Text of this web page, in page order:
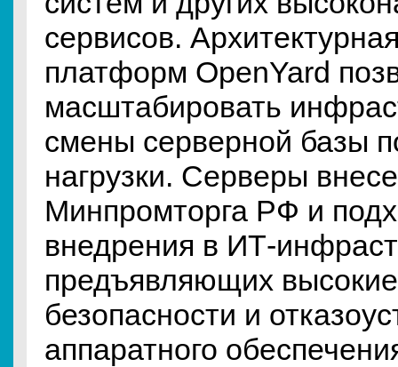
сервисов.
платформ OpenYard
масштабировать
смены серверной базы
нагрузки. Серверы
Минпромторга РФ и
внедрения в ИТ-
предъявляющих
безопасности и
аппаратного